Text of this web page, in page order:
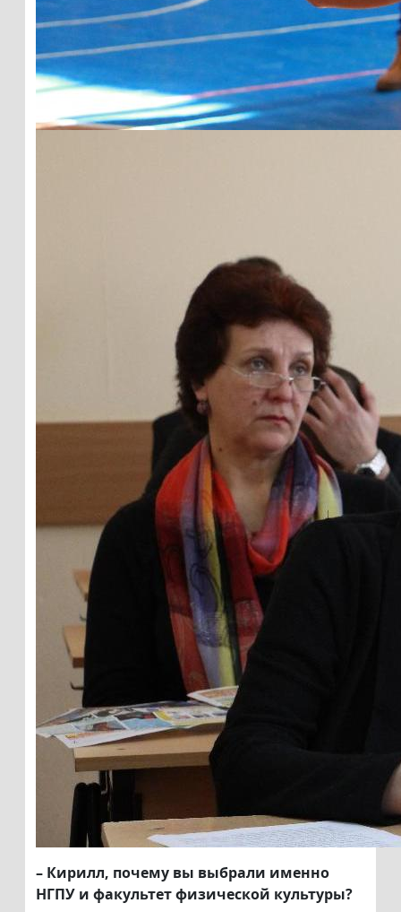
– Кирилл, почему вы выбрали именно
НГПУ и факультет физической культуры?